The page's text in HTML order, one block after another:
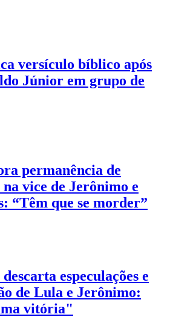
versículo bíblico após
Júnior em grupo de
permanência de
vice de Jerônimo e
“Têm que se morder”
especulações e
de Lula e Jerônimo:
vitória"